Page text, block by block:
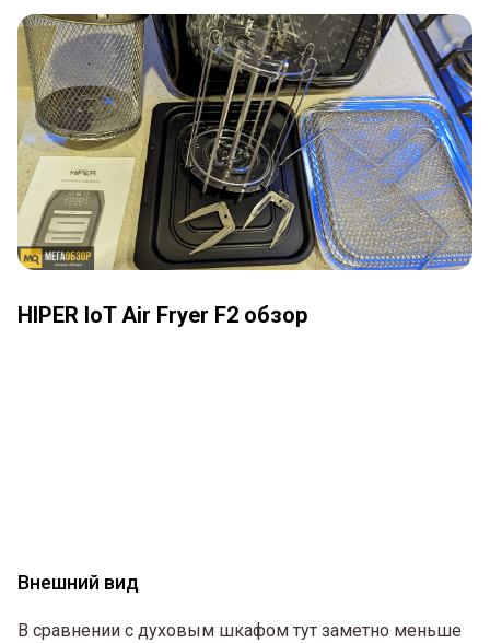
HIPER IoT Air Fryer F2 обзор
Внешний вид
В сравнении с духовым шкафом тут заметно меньше